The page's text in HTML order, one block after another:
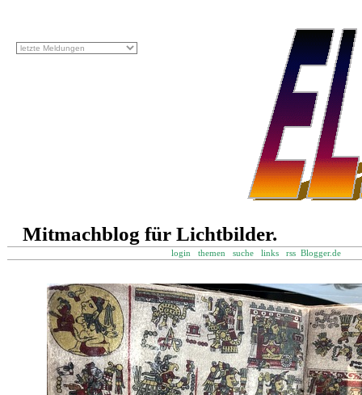
Mitmachblog für Lichtbilder.
login themen suche links rss Blogger.de